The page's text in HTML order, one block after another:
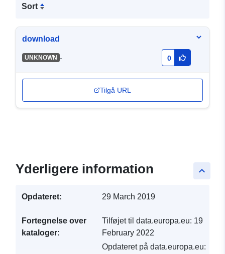
Sort
download
UNKNOWN - 0
Tilgå URL
keyboard_arrow_up
Yderligere information
Opdateret: 29 March 2019
Fortegnelse over
kataloger:
Tilføjet til data.europa.eu: 19
February 2022
Opdateret på data.europa.eu: